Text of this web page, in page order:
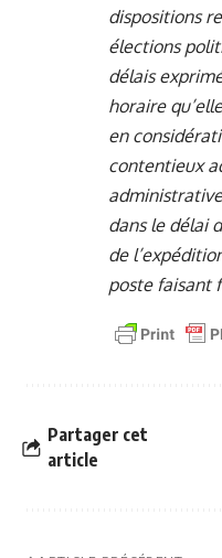
dispositions
élections
délais
horaire
en
contentieux
dans le délai
de
poste faisant
Partager cet
article